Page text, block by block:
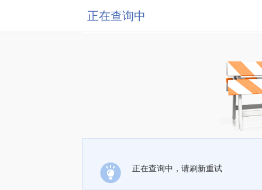
正在查询中
正在查询中，请刷新重试